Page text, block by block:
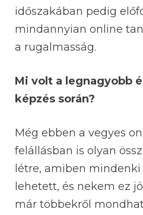
időszakában pedig
mindannyian online
a rugalmasság.
Mi volt a legnagyobb
képzés során?
Még ebben a vegyes
felállásban is olyan
létre, amiben
lehetett, és nekem ez
már többekről